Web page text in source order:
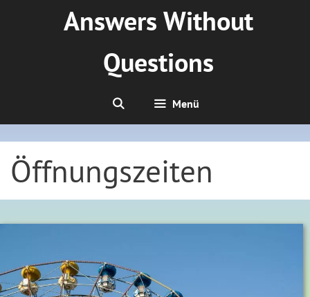
Answers Without
Questions
Menü
Öffnungszeiten